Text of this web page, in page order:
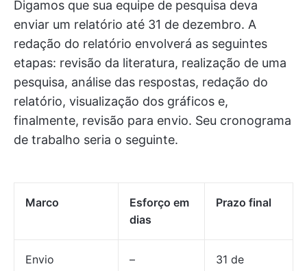
Digamos que sua equipe de pesquisa deva
enviar um relatório até 31 de dezembro. A
redação do relatório envolverá as seguintes
etapas: revisão da literatura, realização de uma
pesquisa, análise das respostas, redação do
relatório, visualização dos gráficos e,
finalmente, revisão para envio. Seu cronograma
de trabalho seria o seguinte.
Marco
Esforço em
dias
Prazo final
Envio –
31 de